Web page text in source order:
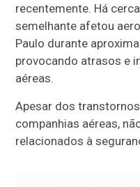
recentemente. Há
semelhante afetou
Paulo durante
provocando atrasos e
aéreas.
Apesar dos
companhias aéreas,
relacionados à